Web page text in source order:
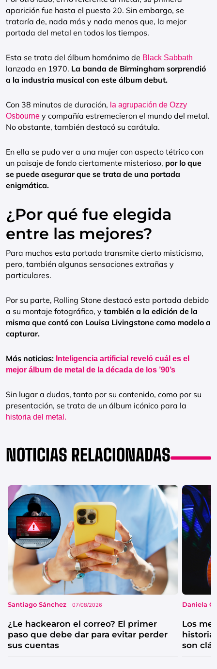
aparición fue hasta el puesto 20. Sin embargo, se
trataría de, nada más y nada menos que, la mejor
portada del metal en todos los tiempos.
Esta se trata del álbum homónimo de Black Sabbath
lanzada en 1970. La banda de Birmingham sorprendió
a la industria musical con este álbum debut.
Con 38 minutos de duración, la agrupación de Ozzy
Osbourne y compañía estremecieron el mundo del metal.
No obstante, también destacó su carátula.
En ella se pudo ver a una mujer con aspecto tétrico con
un paisaje de fondo ciertamente misterioso, por lo que
se puede asegurar que se trata de una portada
enigmática.
¿Por qué fue elegida
entre las mejores?
Para muchos esta portada transmite cierto misticismo,
pero, también algunas sensaciones extrañas y
particulares.
Por su parte, Rolling Stone destacó esta portada debido
a su montaje fotográfico, y también a la edición de la
misma que contó con Louisa Livingstone como modelo a
capturar.
Más noticias: Inteligencia artificial reveló cuál es el
mejor álbum de metal de la década de los ’90’s
Sin lugar a dudas, tanto por su contenido, como por su
presentación, se trata de un álbum icónico para la
historia del metal.
NOTICIAS RELACIONADAS
Santiago Sánchez 07/08/2026
¿Le hackearon el correo? El primer
paso que debe dar para evitar perder
sus cuentas
Daniela
Los
historia
son